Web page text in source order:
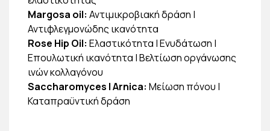
Margosa oil: Αντιμικροβιακή δράση |
Αντιφλεγμονώδης ικανότητα
Rose Hip Oil: Ελαστικότητα | Ενυδάτωση |
Επουλωτική ικανότητα | Βελτίωση οργάνωσης
ινών κολλαγόνου
Saccharomyces | Arnica: Μείωση πόνου |
Καταπραϋντική δράση